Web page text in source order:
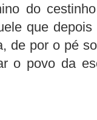
do
que
de por o pé
o povo da